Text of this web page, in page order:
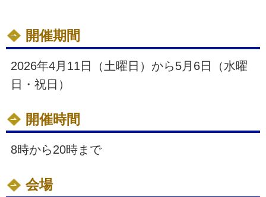
開催期間
2026年4月11日（土曜日）から5月6日（水曜
日・祝日）
開催時間
8時から20時まで
会場